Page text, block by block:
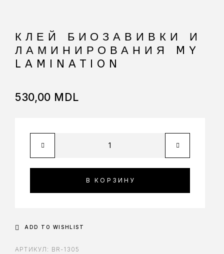
КЛЕЙ БИОЗАВИВКИ И
ЛАМИНИРОВАНИЯ MY
LAMINATION
530,00 MDL
В КОРЗИНУ
ADD TO WISHLIST
АРТИКУЛ: BR-1305